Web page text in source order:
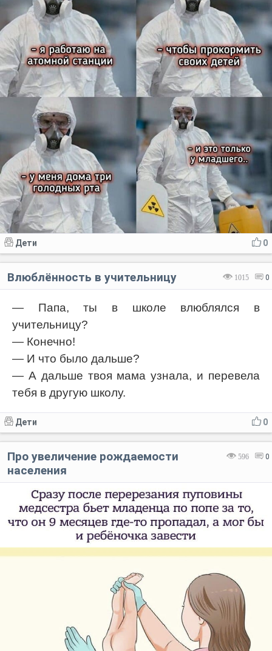
0
Дети
1015 0
Влюблённость в учительницу
— Папа, ты в школе влюблялся в
учительницу?
— Конечно!
— И что было дальше?
— А дальше твоя мама узнала, и перевела
тебя в другую школу.
0
Дети
596 0
Про увеличение рождаемости
населения